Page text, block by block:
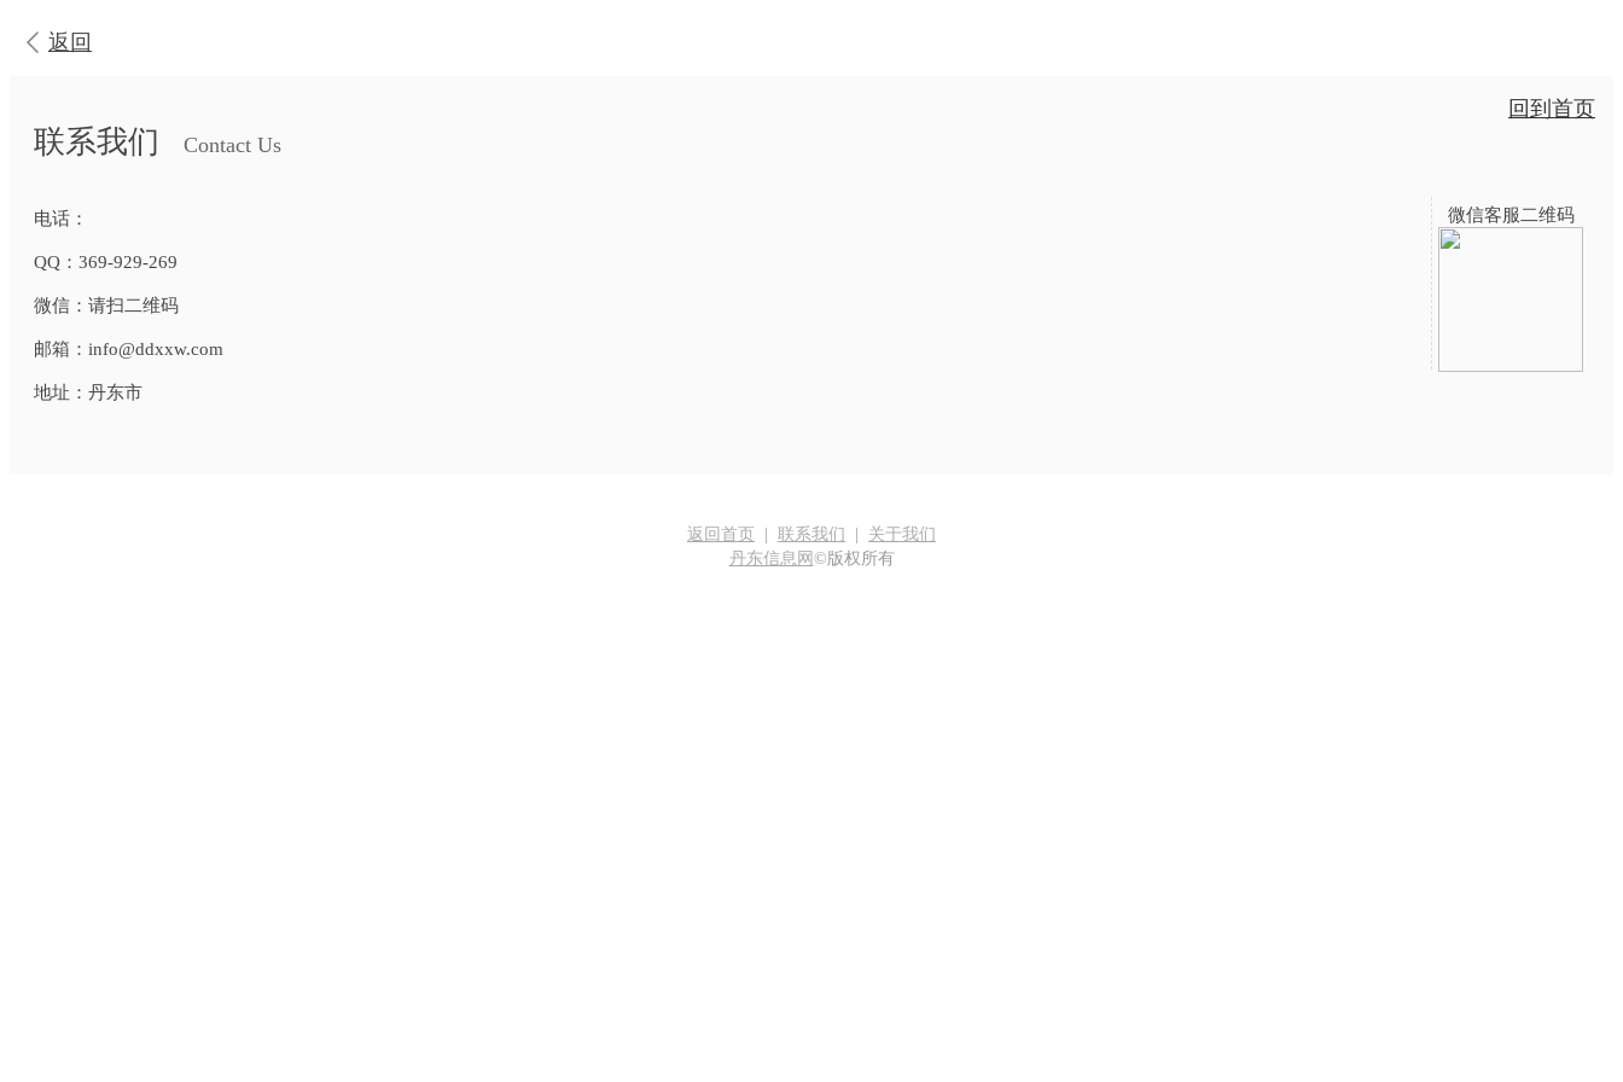
返回
回到首页
联系我们 Contact Us
微信客服二维码
电话：
QQ： 369-929-269
微信： 请扫二维码
邮箱： info@ddxxw.com
地址： 丹东市
返回首页 联系我们
关于我们
丹东信息网 ©版权所有